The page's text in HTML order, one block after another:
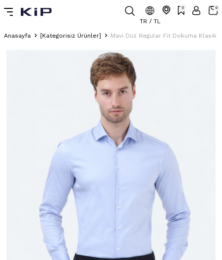
TR / TL
0 0
Anasayfa [Kategorisiz Ürünler] Mavi Düz Regular Fit Dokuma Klasik